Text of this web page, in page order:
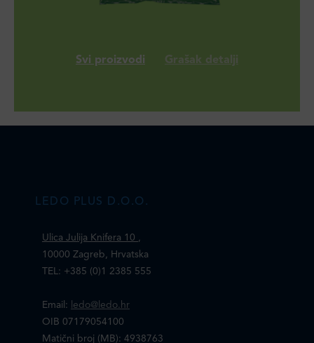
Svi proizvodi Grašak detalji
LEDO PLUS D.O.O.
Ulica Julija Knifera 10 ,
10000 Zagreb, Hrvatska
TEL: +385 (0)1 2385 555
Email:
ledo@ledo.hr
OIB 07179054100
Matični broj (MB): 4938763